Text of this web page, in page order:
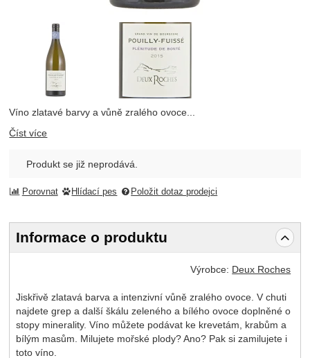
Fotografie
Víno zlatavé barvy a vůně zralého ovoce...
Číst více
Produkt se již neprodává.
Porovnat Hlídací pes Položit dotaz prodejci
Informace o produktu
Výrobce: Deux Roches
Jiskřivě zlatavá barva a intenzivní vůně zralého ovoce. V chuti
najdete grep a další škálu zeleného a bílého ovoce doplněné o
stopy minerality. Víno můžete podávat ke krevetám, krabům a
bílým masům. Milujete mořské plody? Ano? Pak si zamilujete i
toto víno.